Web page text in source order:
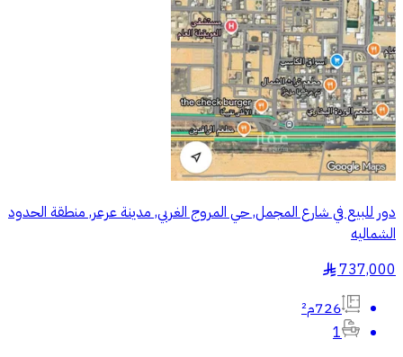
دور للبيع في شارع المجمل, حي المروج الغربي, مدينة عرعر, منطقة الحدود
الشماليه
737,000
§
726م²
1